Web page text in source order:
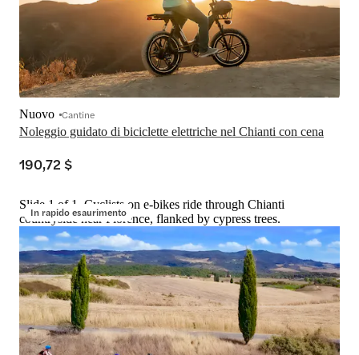
Noleggio guidato di biciclette elettriche nel Chianti con cena
Nuovo Cantine
190,72 $
In rapido esaurimento
Slide 1 of 1, Cyclists on e-bikes ride through Chianti
countryside near Florence, flanked by cypress trees.